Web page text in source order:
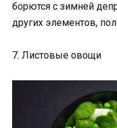
борются с зимней
других элементов,
7. Листовые овощи